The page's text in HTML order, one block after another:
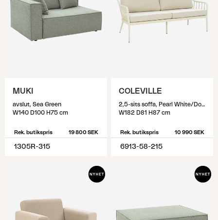
MUKI
avslut, Sea Green
W140 D100 H75 cm
Rek. butikspris 19 800 SEK
1305R-315
COLEVILLE
2,5-sits soffa, Pearl White/Dot Beige
W182 D81 H87 cm
Rek. butikspris 10 990 SEK
6913-58-215